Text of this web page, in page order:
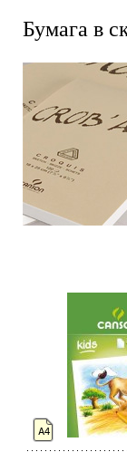
Бумага в
А4